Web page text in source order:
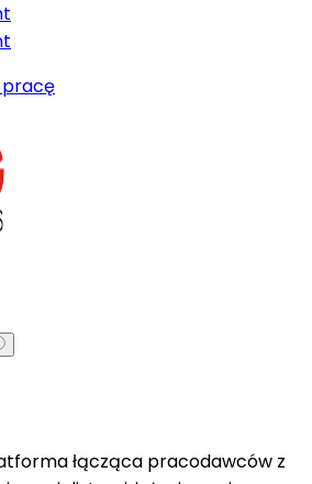
łącząca pracodawców z